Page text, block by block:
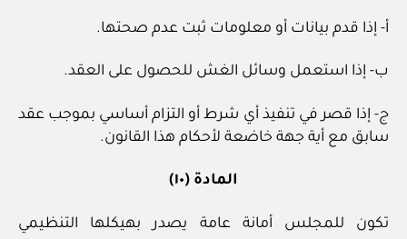
أ- إذا قدم بيانات أو معلومات ثبت عدم صحتها.
ب- إذا استعمل وسائل الغش للحصول على العقد.
ج- إذا قصر في تنفيذ أي شرط أو التزام أساسي بموجب عقد
سابق مع أية جهة خاضعة لأحكام هذا القانون.
المادة (١٠)
تكون للمجلس أمانة عامة يصدر بهيكلها التنظيمي